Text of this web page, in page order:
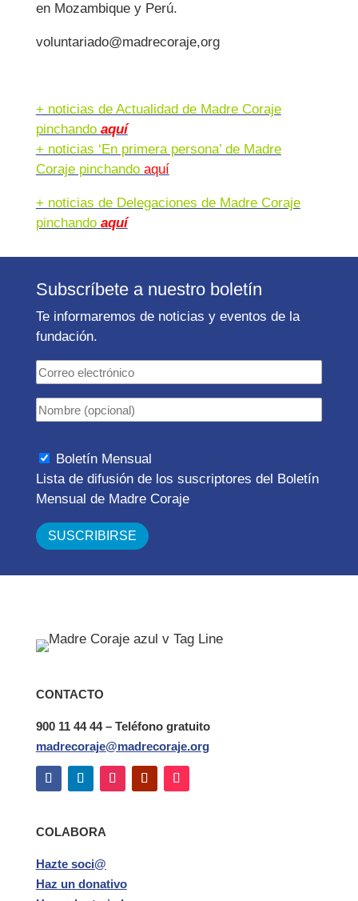
en Mozambique y Perú.
voluntariado@madrecoraje,org
+ noticias de Actualidad de Madre Coraje
pinchando aquí
+ noticias ‘En primera persona’ de Madre
Coraje pinchando aquí
+ noticias de Delegaciones de Madre Coraje
pinchando aquí
Subscríbete a nuestro boletín
Te informaremos de noticias y eventos de la
fundación.
Boletín Mensual
Lista de difusión de los suscriptores del Boletín
Mensual de Madre Coraje
CONTACTO
900 11 44 44 – Teléfono gratuito
madrecoraje@madrecoraje.org
COLABORA
Hazte soci@
Haz un donativo